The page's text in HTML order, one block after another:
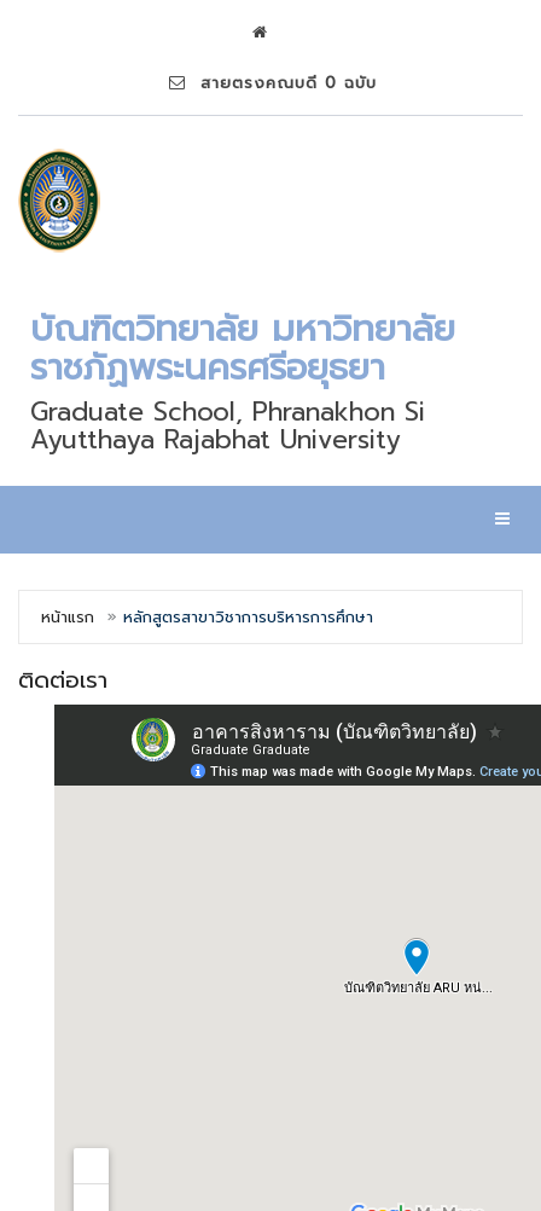
สายตรงคณบดี 0 ฉบับ
บัณฑิตวิทยาลัย มหาวิทยาลัย
ราชภัฏพระนครศรีอยุธยา
Graduate School, Phranakhon Si
Ayutthaya Rajabhat University
หน้าแรก หลักสูตรสาขาวิชาการบริหารการศึกษา
ติดต่อเรา